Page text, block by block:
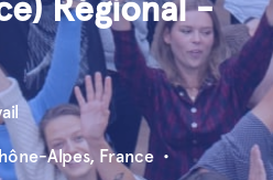
Régional -
Alpes, France •